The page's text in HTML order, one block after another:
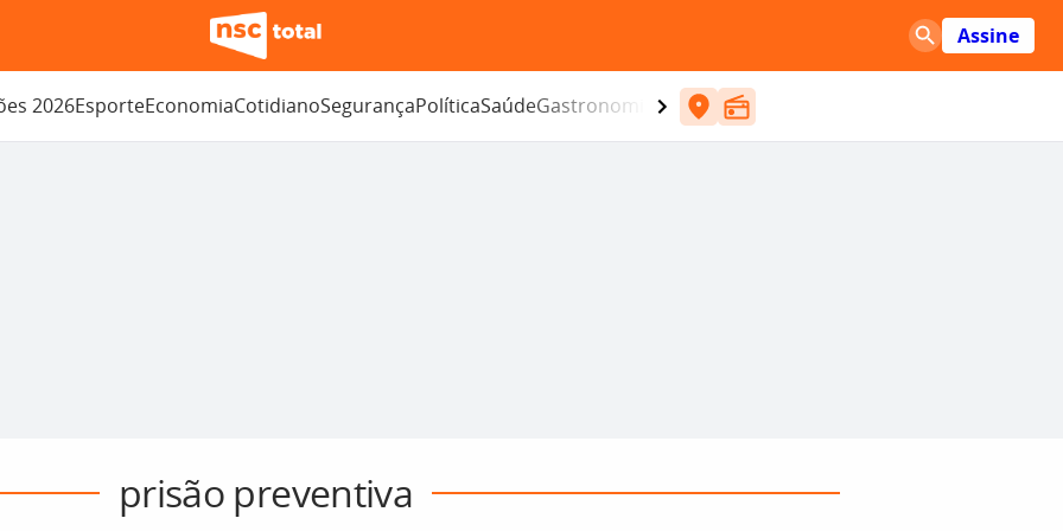
Assine
2026EsporteEconomiaCotidianoSegurançaPolíticaSaúdeGastronomia Entretenimento
prisão preventiva